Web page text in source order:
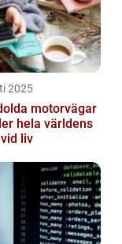
2025
motorvägar
hela världens
liv